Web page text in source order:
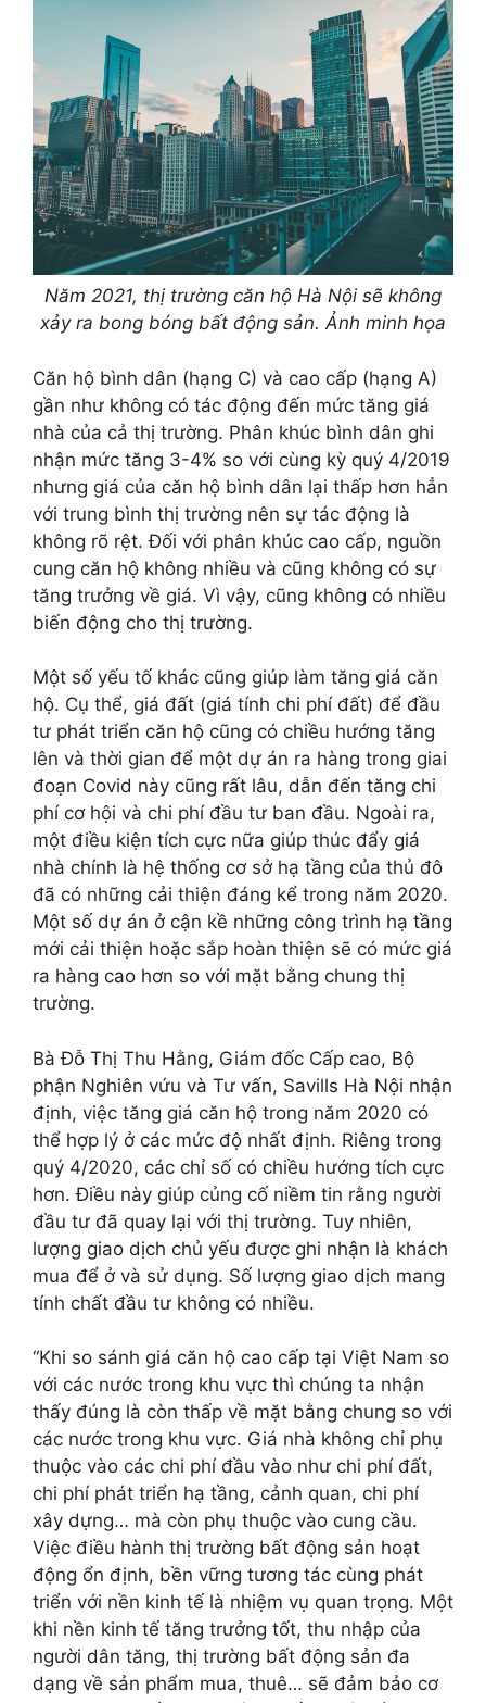
Năm 2021, thị trường căn hộ Hà Nội sẽ không
xảy ra bong bóng bất động sản. Ảnh minh họa
Căn hộ bình dân (hạng C) và cao cấp (hạng A)
gần như không có tác động đến mức tăng giá
nhà của cả thị trường. Phân khúc bình dân ghi
nhận mức tăng 3-4% so với cùng kỳ quý 4/2019
nhưng giá của căn hộ bình dân lại thấp hơn hẳn
với trung bình thị trường nên sự tác động là
không rõ rệt. Đối với phân khúc cao cấp, nguồn
cung căn hộ không nhiều và cũng không có sự
tăng trưởng về giá. Vì vậy, cũng không có nhiều
biến động cho thị trường.
Một số yếu tố khác cũng giúp làm tăng giá căn
hộ. Cụ thể, giá đất (giá tính chi phí đất) để đầu
tư phát triển căn hộ cũng có chiều hướng tăng
lên và thời gian để một dự án ra hàng trong giai
đoạn Covid này cũng rất lâu, dẫn đến tăng chi
phí cơ hội và chi phí đầu tư ban đầu. Ngoài ra,
một điều kiện tích cực nữa giúp thúc đẩy giá
nhà chính là hệ thống cơ sở hạ tầng của thủ đô
đã có những cải thiện đáng kể trong năm 2020.
Một số dự án ở cận kề những công trình hạ tầng
mới cải thiện hoặc sắp hoàn thiện sẽ có mức giá
ra hàng cao hơn so với mặt bằng chung thị
trường.
Bà Đỗ Thị Thu Hằng, Giám đốc Cấp cao, Bộ
phận Nghiên vứu và Tư vấn, Savills Hà Nội nhận
định, việc tăng giá căn hộ trong năm 2020 có
thể hợp lý ở các mức độ nhất định. Riêng trong
quý 4/2020, các chỉ số có chiều hướng tích cực
hơn. Điều này giúp củng cố niềm tin rằng người
đầu tư đã quay lại với thị trường. Tuy nhiên,
lượng giao dịch chủ yếu được ghi nhận là khách
mua để ở và sử dụng. Số lượng giao dịch mang
tính chất đầu tư không có nhiều.
“Khi so sánh giá căn hộ cao cấp tại Việt Nam so
với các nước trong khu vực thì chúng ta nhận
thấy đúng là còn thấp về mặt bằng chung so với
các nước trong khu vực. Giá nhà không chỉ phụ
thuộc vào các chi phí đầu vào như chi phí đất,
chi phí phát triển hạ tầng, cảnh quan, chi phí
xây dựng… mà còn phụ thuộc vào cung cầu.
Việc điều hành thị trường bất động sản hoạt
động ổn định, bền vững tương tác cùng phát
triển với nền kinh tế là nhiệm vụ quan trọng. Một
khi nền kinh tế tăng trưởng tốt, thu nhập của
người dân tăng, thị trường bất động sản đa
dạng về sản phẩm mua, thuê… sẽ đảm bảo cơ